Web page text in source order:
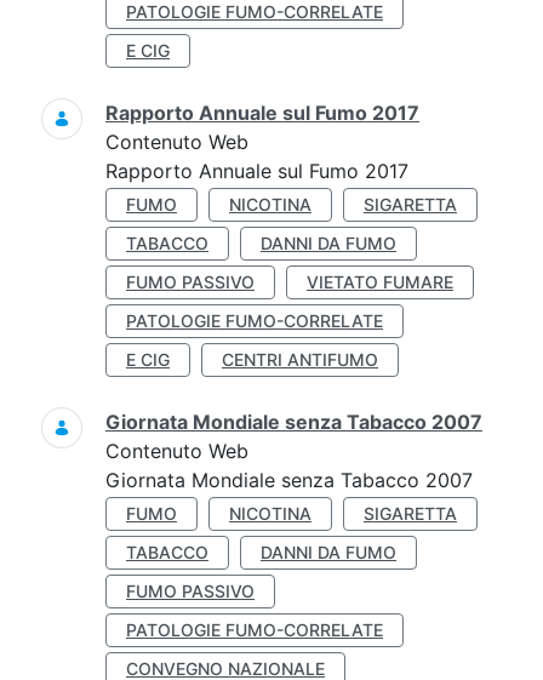
PATOLOGIE FUMO-CORRELATE
E CIG
Rapporto Annuale sul Fumo 2017
Contenuto Web
Rapporto Annuale sul Fumo 2017
FUMO NICOTINA
SIGARETTA
TABACCO
DANNI DA FUMO
FUMO PASSIVO
VIETATO FUMARE
PATOLOGIE FUMO-CORRELATE
E CIG
CENTRI ANTIFUMO
Giornata Mondiale senza Tabacco 2007
Contenuto Web
Giornata Mondiale senza Tabacco 2007
FUMO NICOTINA
SIGARETTA
TABACCO
DANNI DA FUMO
FUMO PASSIVO
PATOLOGIE FUMO-CORRELATE
CONVEGNO NAZIONALE